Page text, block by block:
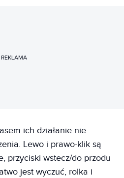
REKLAMA
ich działanie nie
Lewo i prawo-klik są
przyciski wstecz/do przodu
jest wyczuć, rolka i